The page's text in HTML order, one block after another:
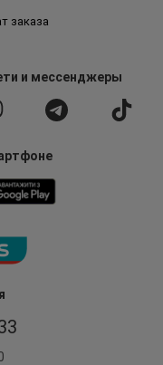
заказа
и мессенджеры